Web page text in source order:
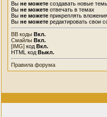
Вы не можете создавать новые
Вы не можете отвечать в темах
Вы не можете прикреплять
Вы не можете редактировать свои
BB коды Вкл.
Смайлы Вкл.
[IMG] код Вкл.
HTML код Выкл.
Правила форума